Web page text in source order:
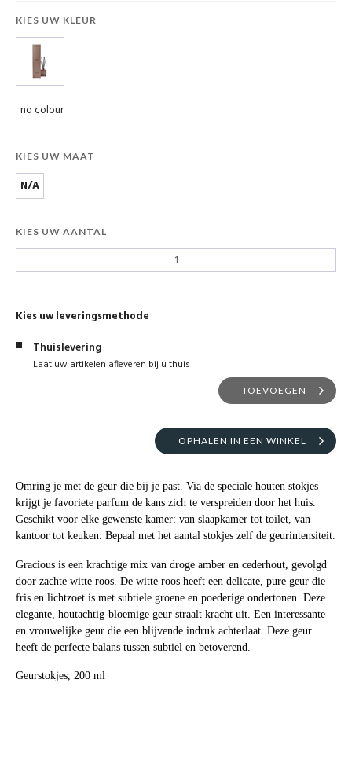
KIES UW KLEUR
no colour
KIES UW MAAT
N/A
KIES UW AANTAL
Kies uw leveringsmethode
Thuislevering
Laat uw artikelen afleveren bij u thuis
TOEVOEGEN
OPHALEN IN EEN WINKEL
Omring je met de geur die bij je past. Via de speciale houten stokjes
krijgt je favoriete parfum de kans zich te verspreiden door het huis.
Geschikt voor elke gewenste kamer: van slaapkamer tot toilet, van
kantoor tot keuken. Bepaal met het aantal stokjes zelf de geurintensiteit.
Gracious is een krachtige mix van droge amber en cederhout, gevolgd
door zachte witte roos. De witte roos heeft een delicate, pure geur die
fris en lichtzoet is met subtiele groene en poederige ondertonen. Deze
elegante, houtachtig-bloemige geur straalt kracht uit. Een interessante
en vrouwelijke geur die een blijvende indruk achterlaat. Deze geur
heeft de perfecte balans tussen subtiel en betoverend.
Geurstokjes, 200 ml